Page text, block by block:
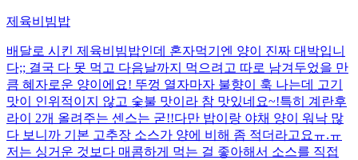
제육비빔밥
배달로 시킨 제육비빔밥인데 혼자먹기엔 양이 진짜 대박입니
다;; 결국 다 못 먹고 다음날까지 먹으려고 따로 남겨두었을 만
큼 혜자로운 양이에요! 뚜껑 열자마자 불향이 훅 나는데 고기
맛이 인위적이지 않고 숯불 맛이라 참 맛있네요~!특히 계란후
라이 2개 올려주는 센스는 굳!! ​다만 밥이랑 야채 양이 워낙 많
다 보니까 기본 고추장 소스가 양에 비해 좀 적더라고요ㅠ.ㅠ
저는 싱거운 것보다 매콤하게 먹는 걸 좋아해서 소스를 직접